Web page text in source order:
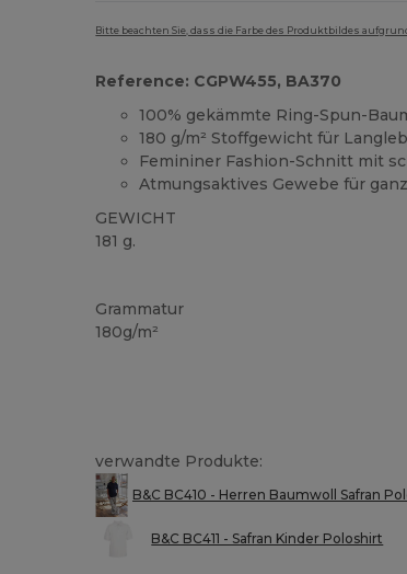
Bitte beachten Sie, dass die Farbe des Produktbildes
Reference: CGPW455, BA370
100% gekämmte Ring-Spun-
180 g/m² Stoffgewicht für
Femininer Fashion-Schnitt mit
Atmungsaktives Gewebe für
GEWICHT
181 g.
Grammatur
180g/m²
verwandte Produkte:
B&C BC410 - Herren Baumwoll Safran
B&C BC411 - Safran Kinder Poloshirt